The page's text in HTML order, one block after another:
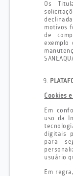
Os
motivos
de
exemplo
Cookies
Em
uso da
digitais
para
usuário
Em regra,